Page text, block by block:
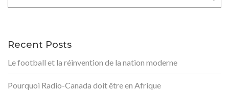
Recent Posts
Le football et la réinvention de la nation moderne
Pourquoi Radio-Canada doit être en Afrique